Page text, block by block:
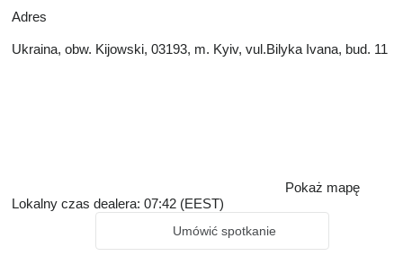
Adres
Ukraina, obw. Kijowski, 03193, m. Kyiv, vul.Bilyka Ivana, bud. 11
Pokaż mapę
Lokalny czas dealera: 07:42 (EEST)
Umówić spotkanie